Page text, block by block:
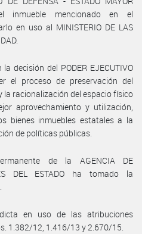
inmueble mencionado en el
en uso al MINISTERIO DE LAS
decisión del PODER EJECUTIVO
el proceso de preservación del
racionalización del espacio físico
aprovechamiento y utilización,
bienes inmuebles estatales a la
de políticas públicas.
de la AGENCIA DE
DEL ESTADO ha tomado la
en uso de las atribuciones
1.382/12, 1.416/13 y 2.670/15.